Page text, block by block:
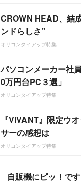
CROWN HEAD、結
ンドらしさ”
オリコンタイアップ特集
パソコンメーカー社
0万円台PC３選」
オリコンタイアップ特集
『VIVANT』限定ウ
サーの感想は
オリコンタイアップ特集
自販機にピッ！で